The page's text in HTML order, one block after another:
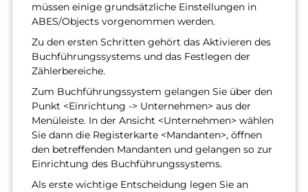
müssen einige grundsätzliche Einstellungen in
ABES/Objects vorgenommen werden.
Zu den ersten Schritten gehört das Aktivieren des
Buchführungssystems und das Festlegen der
Zählerbereiche.
Zum Buchführungssystem gelangen Sie über den
Punkt <Einrichtung -> Unternehmen> aus der
Menüleiste. In der Ansicht <Unternehmen> wählen
Sie dann die Registerkarte <Mandanten>, öffnen
den betreffenden Mandanten und gelangen so zur
Einrichtung des Buchführungssystems.
Als erste wichtige Entscheidung legen Sie an